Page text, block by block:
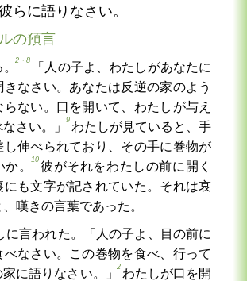
らに語りなさい。
の預言
。
2・8
「人の子よ、わたしがあなたに
なさい。あなたは反逆の家のよう
らない。口を開いて、わたしが与え
なさい。」
9
わたしが見ていると、手
し伸べられており、その手に巻物が
か。
10
彼がそれをわたしの前に開く
にも文字が記されていた。それは哀
嘆きの言葉であった。
に言われた。「人の子よ、目の前に
べなさい。この巻物を食べ、行って
家に語りなさい。」
2
わたしが口を開